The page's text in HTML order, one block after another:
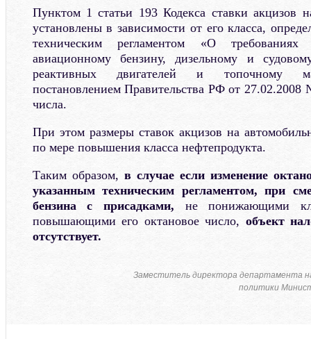
Пунктом 1 статьи 193 Кодекса ставки акцизов
установлены в зависимости от его класса,
техническим регламентом «О
авиационному бензину, дизельному и
реактивных двигателей и топочному
постановлением Правительства РФ от 27.02.2008
числа.
При этом размеры ставок акцизов на
по мере повышения класса нефтепродукта.
Таким образом, в случае если изменение
указанным техническим регламентом, при
бензина с присадками, не понижающими
повышающими его октановое число, объект
отсутствует.
Заместитель директора департамента
политики